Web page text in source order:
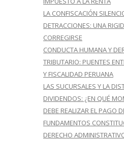
LA CONFISCACIÓN
DETRACCIONES: UNA
CORREGIRSE
CONDUCTA HUMANA Y
TRIBUTARIO: PUENTES
Y FISCALIDAD PERUANA
LAS SUCURSALES Y LA
DIVIDENDOS: ¿EN QUÉ
DEBE REALIZAR EL PAGO
FUNDAMENTOS
DERECHO